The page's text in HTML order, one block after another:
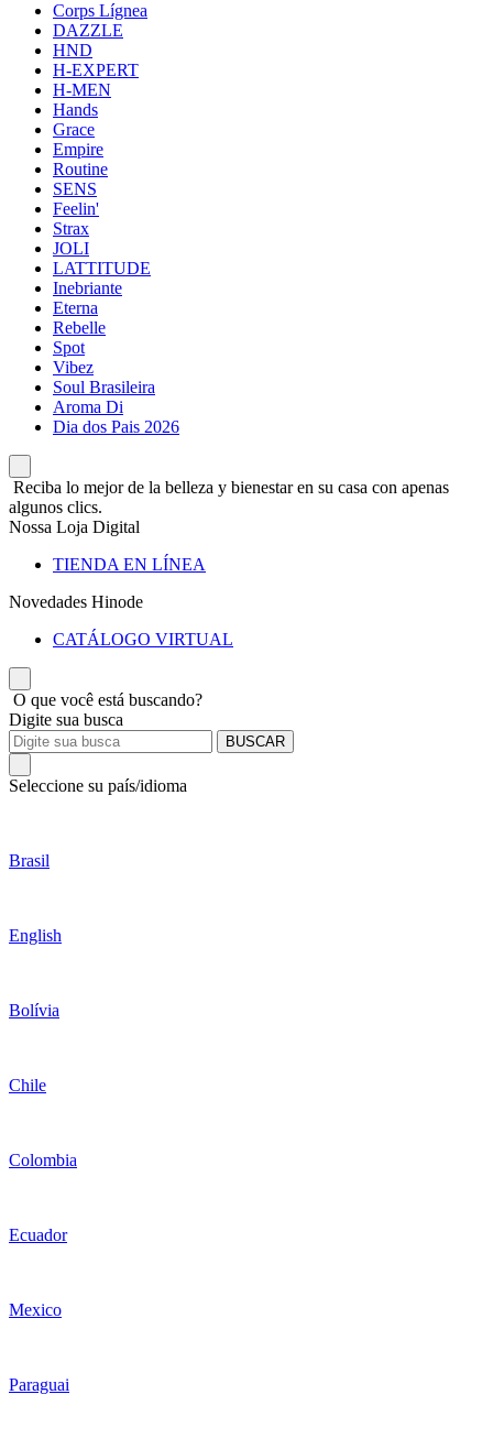
Corps Lígnea
DAZZLE
HND
H-EXPERT
H-MEN
Hands
Grace
Empire
Routine
SENS
Feelin'
Strax
JOLI
LATTITUDE
Inebriante
Eterna
Rebelle
Spot
Vibez
Soul Brasileira
Aroma Di
Dia dos Pais 2026
Reciba lo mejor de la belleza y bienestar en su casa con apenas
algunos clics.
Nossa Loja Digital
TIENDA EN LÍNEA
Novedades Hinode
CATÁLOGO VIRTUAL
O que você está buscando?
Digite sua busca
BUSCAR
Seleccione su país/idioma
Brasil
English
Bolívia
Chile
Colombia
Ecuador
Mexico
Paraguai